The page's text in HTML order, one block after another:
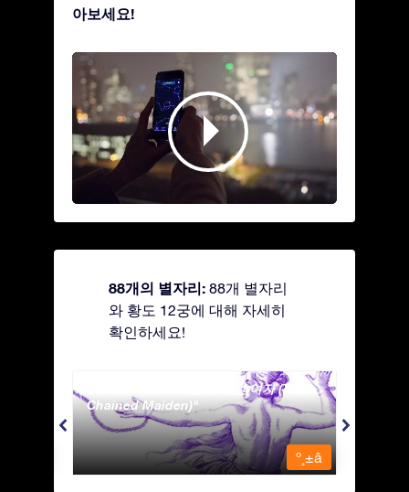
아보세요!
88개의 별자리: 88개 별자리
와 황도 12궁에 대해 자세히
확인하세요!
Andromeda - 사슬에 묶인 여자 (The
Chained Maiden)
º¸±â